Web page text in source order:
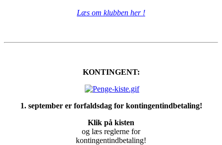
Læs om klubben her !
KONTINGENT:
1. september er forfaldsdag for kontingentindbetaling!
Klik på kisten
og læs reglerne for
kontingentindbetaling!